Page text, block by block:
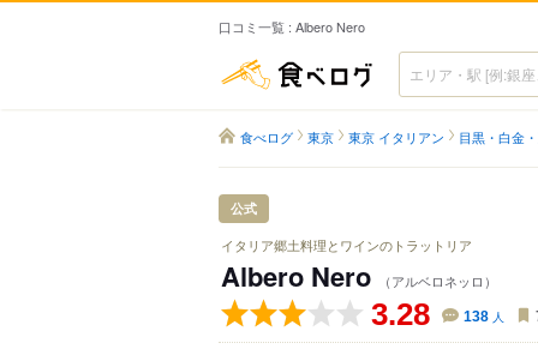
口コミ一覧 : Albero Nero
食べログ
食べログ 東京 東京 イタリアン 目黒・白金
公式
イタリア郷土料理とワインのトラットリア
Albero Nero （アルベロネッロ）
3.28 138 人